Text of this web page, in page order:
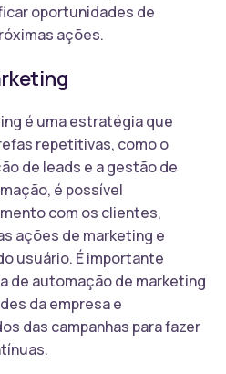
oportunidades de
ações.
é uma estratégia que
repetitivas, como o
de leads e a gestão de
é possível
com os clientes,
ações de marketing e
usuário. É importante
de automação de marketing
da empresa e
das campanhas para fazer